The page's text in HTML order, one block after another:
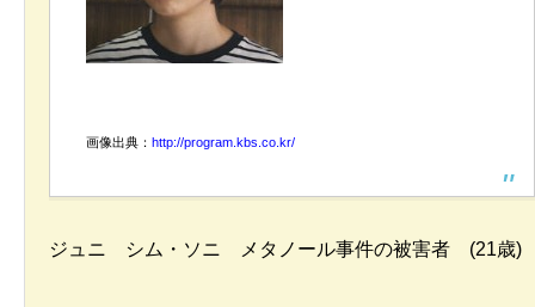
画像出典： http://program.kbs.co.kr/
ジュニ シム・ソニ メタノール事件の被害者 (21歳)